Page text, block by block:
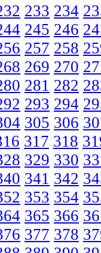
233 234
245 246
257 258
269 270
281 282
293 294
305 306
317 318
329 330
341 342
353 354
365 366
377 378